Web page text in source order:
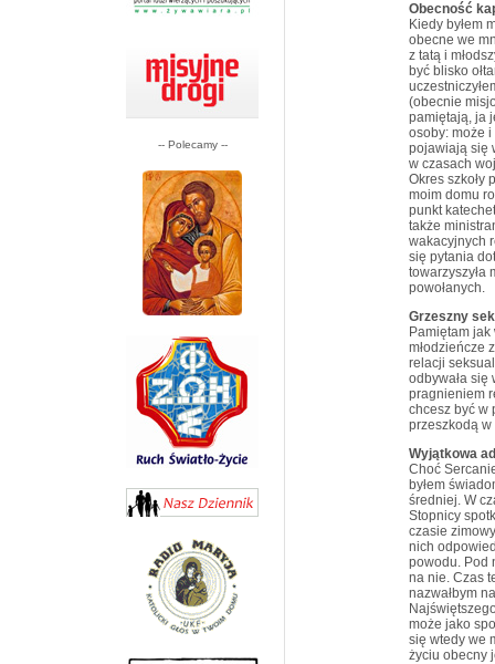
-- Polecamy --
Obecność
Kiedy byłem
obecne we
z tatą i
być blisko
(obecnie
pamiętają, ja
osoby: może
pojawiają się
w czasach
Okres szkoły
moim domu
punkt
także
wakacyjnych
się pytania
towarzyszyła
powołanych.
Grzeszny
Pamiętam jak
młodzieńcze
relacji
odbywała
pragnieniem
chcesz być w
przeszkodą
Wyjątkowa
Choć
byłem
średniej. W
Stopnicy
czasie
nich
powodu. Pod
na nie. Czas
nazwałbym
może jako
się wtedy we
życiu obecny